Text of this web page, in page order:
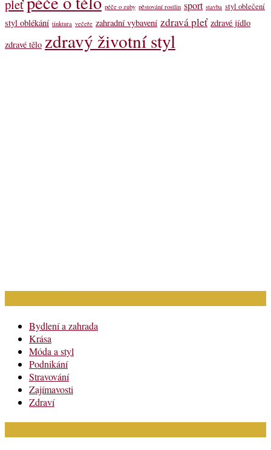
pleť péče o zuby pěstování rostlin sport stavba styl oblečení
styl oblékání tinktura večeře zahradní vybavení zdravá pleť zdravé jídlo
zdravé tělo zdravý životní styl
Bydlení a zahrada
Krása
Móda a styl
Podnikání
Stravování
Zajímavosti
Zdraví